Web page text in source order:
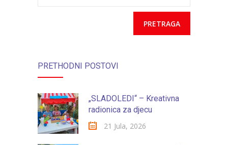
PRETHODNI POSTOVI
„SLADOLEDI“ – Kreativna
radionica za djecu
21 Jula, 2026